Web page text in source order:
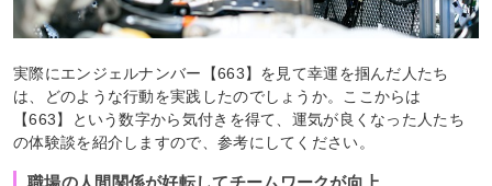
実際にエンジェルナンバー【663】を見て幸運を掴んだ人たち
は、どのような行動を実践したのでしょうか。ここからは
【663】という数字から気付きを得て、運気が良くなった人たち
の体験談を紹介しますので、参考にしてください。